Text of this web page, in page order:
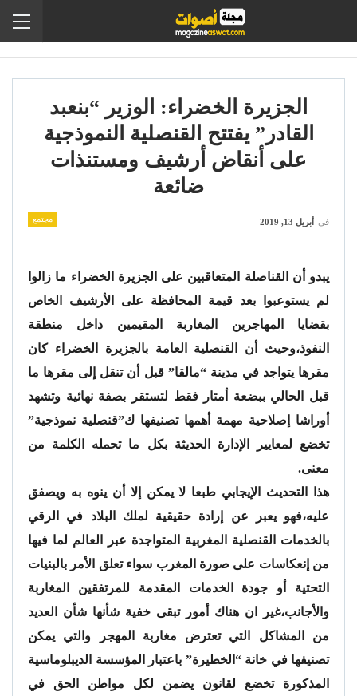
الجزيرة الخضراء: الوزير “بنعبد
القادر” يفتتح القنصلية النموذجية
على أنقاض أرشيف ومستنذات
ضائعة
مجتمع في أبريل 13, 2019
يبدو أن القناصلة المتعاقبين على الجزيرة الخضراء ما زالوا
لم يستوعبوا بعد قيمة المحافظة على الأرشيف الخاص
بقضايا المهاجرين المغاربة المقيمين داخل منطقة
النفوذ،وحيث أن القنصلية العامة بالجزيرة الخضراء كان
مقرها يتواجد في مدينة “مالقا” قبل أن تنقل إلى مقرها ما
قبل الحالي ببضعة أمتار فقط لتستقر بصفة نهائية وتشهد
أوراشا إصلاحية مهمة أهمها تصنيفها ك”قنصلية نموذجية”
تخضع لمعايير الإدارة الحديثة بكل ما تحمله الكلمة من
معنى.
هذا التحديث الإيجابي طبعا لا يمكن إلا أن ينوه به ويصفق
عليه،فهو يعبر عن إرادة حقيقية لملك البلاد في الرقي
بالخدمات القنصلية المغربية المتواجدة عبر العالم لما فيها
من إنعكاسات على صورة المغرب سواء تعلق الأمر بالبنيات
التحتية أو جودة الخدمات المقدمة للمرتفقين المغاربة
والأجانب،غير ان هناك أمور تبقى خفية شأنها شأن العديد
من المشاكل التي تعترض مغاربة المهجر والتي يمكن
تصنيفها في خانة “الخطيرة” باعتبار المؤسسة الديبلوماسية
المذكورة تخضع لقانون يضمن لكل مواطن الحق في